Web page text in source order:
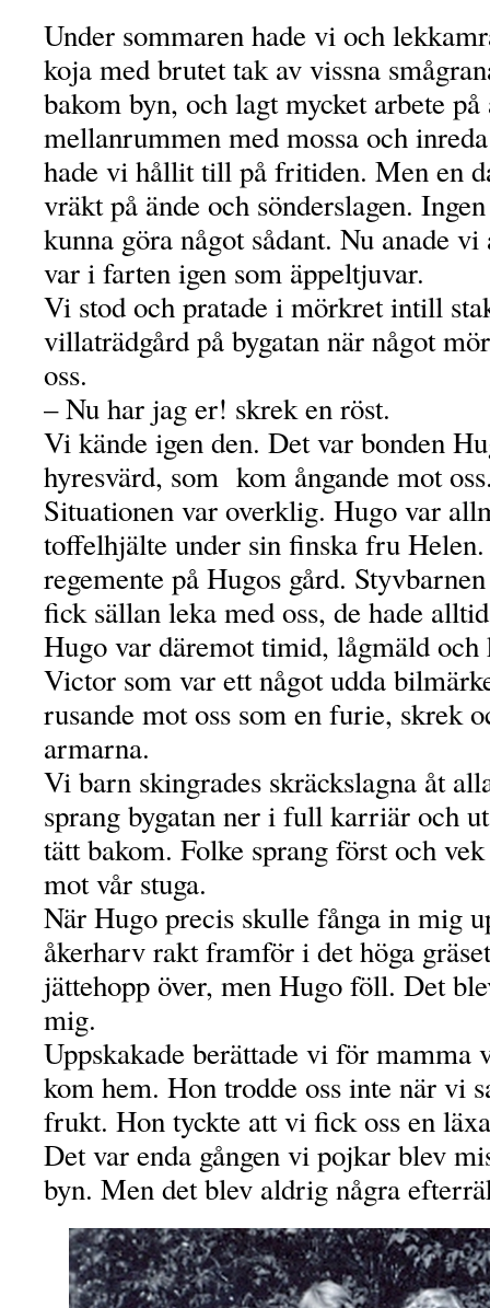
Under sommaren hade vi och
koja med brutet tak av vissna
bakom byn, och lagt mycket arbete på
mellanrummen med mossa och
hade vi hållit till på fritiden. Men en
vräkt på ände och sönderslagen.
kunna göra något sådant. Nu anade
var i farten igen som äppeltjuvar.
Vi stod och pratade i mörkret intill
villaträdgård på bygatan när något
oss.
– Nu har jag er! skrek en röst.
Vi kände igen den. Det var bonden
hyresvärd, som kom ångande mot
Situationen var overklig. Hugo var
toffelhjälte under sin finska fru
regemente på Hugos gård.
fick sällan leka med oss, de hade
Hugo var däremot timid, lågmäld och
Victor som var ett något udda
rusande mot oss som en furie, skrek
armarna.
Vi barn skingrades skräckslagna åt
sprang bygatan ner i full karriär och
tätt bakom. Folke sprang först och
mot vår stuga.
När Hugo precis skulle fånga in mig
åkerharv rakt framför i det höga
jättehopp över, men Hugo föll. Det
mig.
Uppskakade berättade vi för mamma
kom hem. Hon trodde oss inte när vi
frukt. Hon tyckte att vi fick oss en
Det var enda gången vi pojkar blev
byn. Men det blev aldrig några